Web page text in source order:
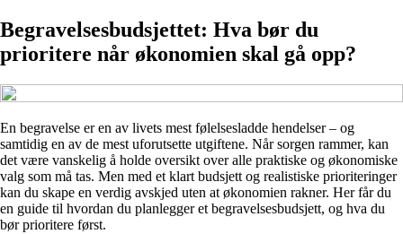
Begravelsesbudsjettet: Hva bør du
prioritere når økonomien skal gå opp?
En begravelse er en av livets mest følelsesladde hendelser – og
samtidig en av de mest uforutsette utgiftene. Når sorgen rammer, kan
det være vanskelig å holde oversikt over alle praktiske og økonomiske
valg som må tas. Men med et klart budsjett og realistiske prioriteringer
kan du skape en verdig avskjed uten at økonomien rakner. Her får du
en guide til hvordan du planlegger et begravelsesbudsjett, og hva du
bør prioritere først.